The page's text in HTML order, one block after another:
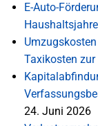
E-Auto-
Taxikosten
24. Juni 2026